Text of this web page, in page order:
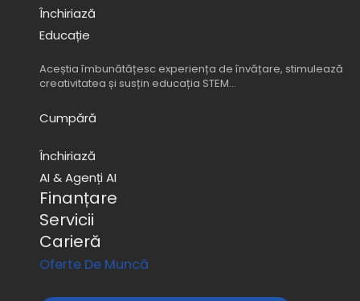
Închiriază
Educație
Aceștia îmbunătățesc experiența de învățare, stimulează
creativitatea și susțin educația STEM…
Cumpără
Închiriază
AI & Agenți AI
Finanțare
Servicii
Carieră
Oferte De Muncă